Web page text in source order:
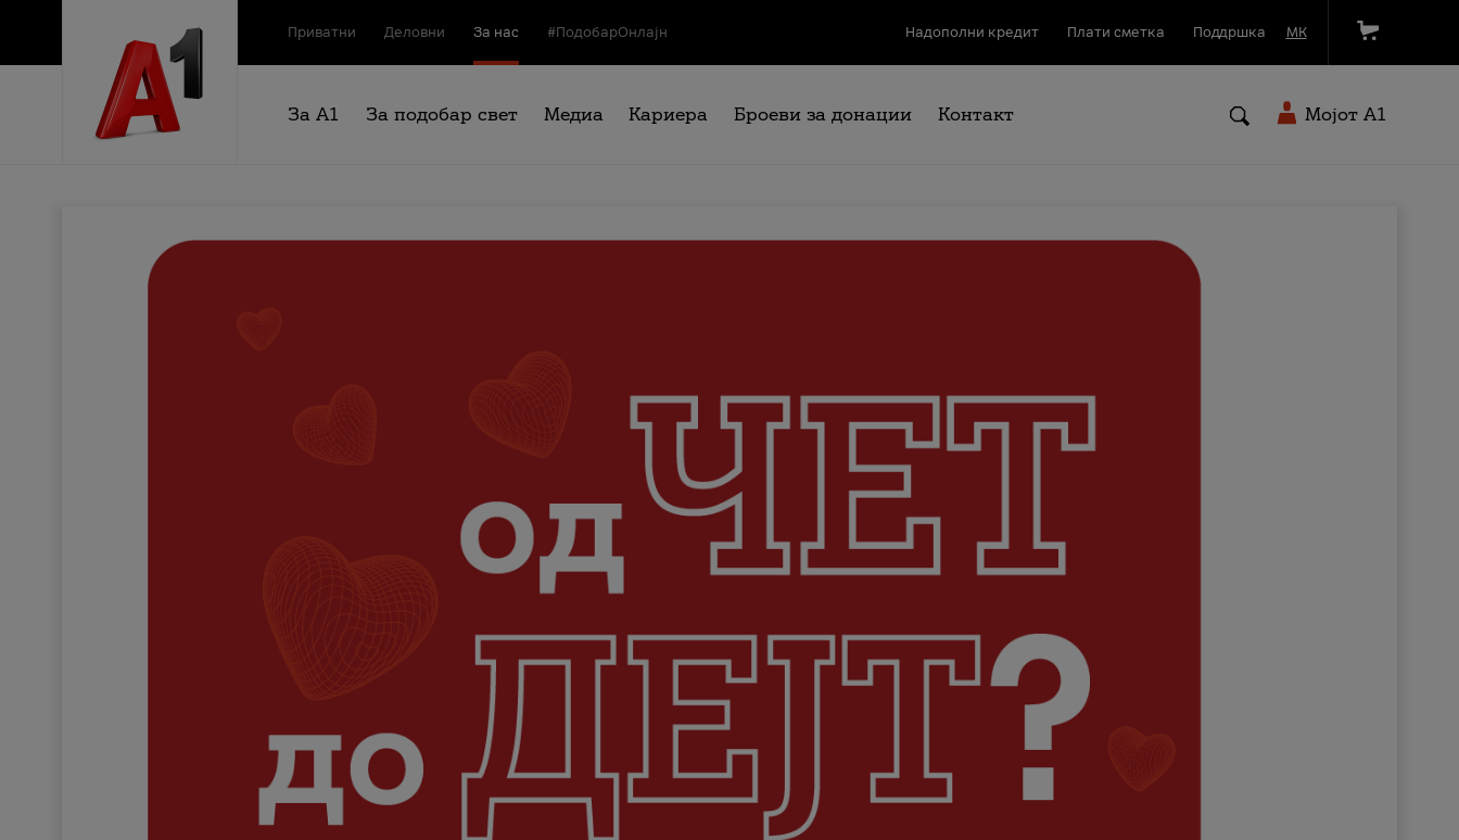
Приватни Деловни За нас #ПодобарОнлајн Надополни кредит Плати сметка Поддршка МК
За А1 За подобар свет Медиа Кариера Броеви за донации Контакт Мојот A1